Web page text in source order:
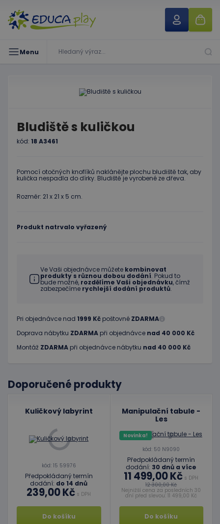
Menu
Bludiště s kuličkou
kód: 18 A3461
Pomocí otočných knoflíků naklánějte plochu bludiště tak, aby
kulička nespadla do dírky. Bludiště je vyrobené ze dřeva.
Rozměr: 21 x 21 x 5 cm.
Produkt natrvalo vyřazený
Ve Vaši objednávce můžete kombinovat
produkty s různou dobou dodání. Pokud to
bude možné, rozdělíme Vaši objednávku, čímž
zabezpečíme rychlejší dodání produktů.
Pri objednávce nad 1999 Kč poštovné ZDARMA
Doprava nábytku ZDARMA při objednávce nad 40 000 Kč
Montáž ZDARMA při objednávce nábytku nad 40 000 Kč
Doporučené produkty
Kuličkový labyrint
kód: 15 59976
Předpokládaný termín
dodání: do 14 dnů
239,00 Kč s DPH
Do košíku
Manipulační tabule -
Les
Novinka!
kód: 50 N9090
Předpokládaný termín
dodání: 30 dnů a více
11 499,00 Kč s DPH
12 300,00 Kč
Nejnižší cena za posledních 30
dní před slevou: 11 499,00 Kč
Do košíku